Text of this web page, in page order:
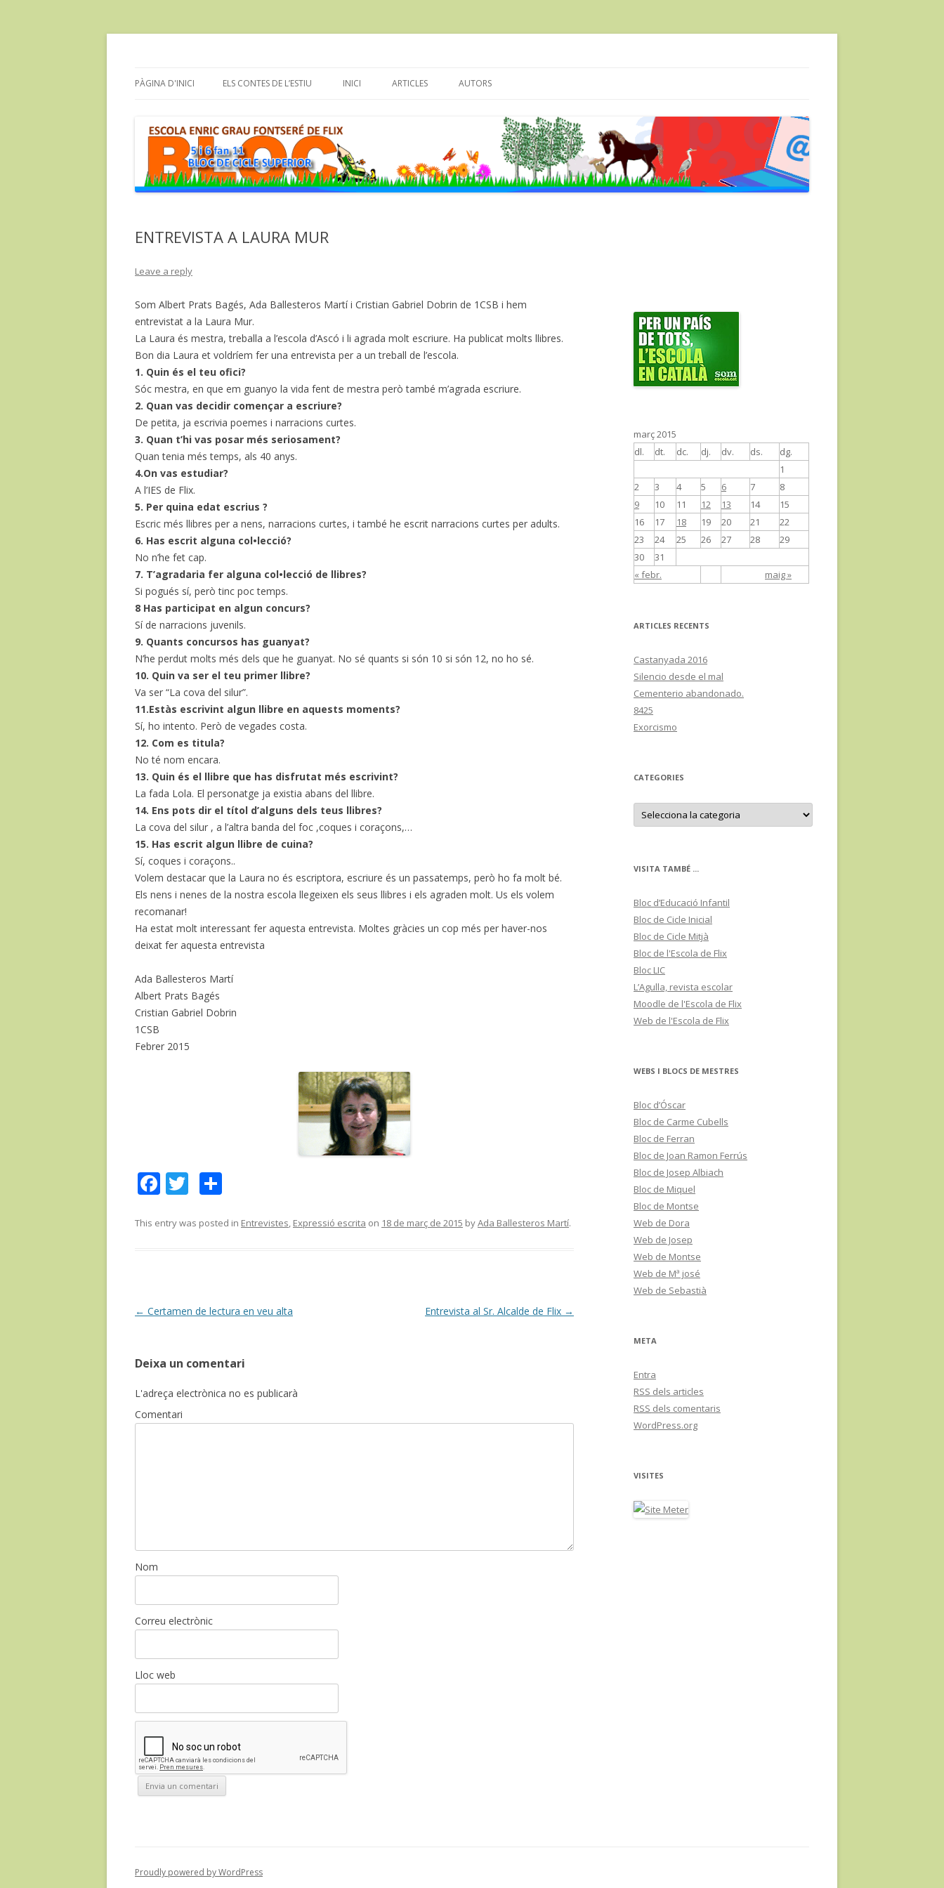
to
PÀGINA D'INICI ELS CONTES DE L’ESTIU INICI ARTICLES AUTORS
ENTREVISTA A LAURA MUR
Leave a reply
Som Albert Prats Bagés, Ada Ballesteros Martí i Cristian Gabriel Dobrin de 1CSB i hem
entrevistat a la Laura Mur.
La Laura és mestra, treballa a l’escola d’Ascó i li agrada molt escriure. Ha publicat molts llibres.
Bon dia Laura et voldríem fer una entrevista per a un treball de l’escola.
1. Quin és el teu ofici?
Sóc mestra, en que em guanyo la vida fent de mestra però també m’agrada escriure.
2. Quan vas decidir començar a escriure?
De petita, ja escrivia poemes i narracions curtes.
3. Quan t’hi vas posar més seriosament?
Quan tenia més temps, als 40 anys.
4.On vas estudiar?
A l’IES de Flix.
5. Per quina edat escrius ?
Escric més llibres per a nens, narracions curtes, i també he escrit narracions curtes per adults.
6. Has escrit alguna col•lecció?
No n’he fet cap.
7. T’agradaria fer alguna col•lecció de llibres?
Si pogués sí, però tinc poc temps.
8 Has participat en algun concurs?
Sí de narracions juvenils.
9. Quants concursos has guanyat?
N’he perdut molts més dels que he guanyat. No sé quants si són 10 si són 12, no ho sé.
10. Quin va ser el teu primer llibre?
Va ser “La cova del silur”.
11.Estàs escrivint algun llibre en aquests moments?
Sí, ho intento. Però de vegades costa.
12. Com es titula?
No té nom encara.
13. Quin és el llibre que has disfrutat més escrivint?
La fada Lola. El personatge ja existia abans del llibre.
14. Ens pots dir el títol d’alguns dels teus llibres?
La cova del silur , a l’altra banda del foc ,coques i coraçons,…
15. Has escrit algun llibre de cuina?
Sí, coques i coraçons..
Volem destacar que la Laura no és escriptora, escriure és un passatemps, però ho fa molt bé.
Els nens i nenes de la nostra escola llegeixen els seus llibres i els agraden molt. Us els volem
recomanar!
Ha estat molt interessant fer aquesta entrevista. Moltes gràcies un cop més per haver-nos
deixat fer aquesta entrevista
Ada Ballesteros Martí
Albert Prats Bagés
Cristian Gabriel Dobrin
1CSB
Febrer 2015
F
e
k
T
itt m
ix
This entry was posted in Entrevistes, Expressió escrita on 18 de març de 2015 byAda Ballesteros Martí.
Post
← Certamen de lectura en veu alta Entrevista al Sr. Alcalde de Flix →
Deixa un comentari
L'adreça electrònica no es publicarà
Comentari
Nom
Correu electrònic
Lloc web
març 2015
dl.
dt. dc. dj. dv. ds. dg.
« febr. maig »
1
2
3 4 5 6 7
8
9
10 11 12 13 14
15
16
17 18 19 20 21
22
23
24 25 26 27 28
29
30
31
ARTICLES RECENTS
Castanyada 2016
Silencio desde el mal
Cementerio abandonado.
8425
Exorcismo
CATEGORIES
C
t
r
i
VISITA TAMBÉ ...
Bloc d’Educació Infantil
Bloc de Cicle Inicial
Bloc de Cicle Mitjà
Bloc de l'Escola de Flix
Bloc LIC
L’Agulla, revista escolar
Moodle de l'Escola de Flix
Web de l'Escola de Flix
WEBS I BLOCS DE MESTRES
Bloc d’Óscar
Bloc de Carme Cubells
Bloc de Ferran
Bloc de Joan Ramon Ferrús
Bloc de Josep Albiach
Bloc de Miquel
Bloc de Montse
Web de Dora
Web de Josep
Web de Montse
Web de Mª josé
Web de Sebastià
META
Entra
RSS dels articles
RSS dels comentaris
WordPress.org
VISITES
Proudly powered by WordPress